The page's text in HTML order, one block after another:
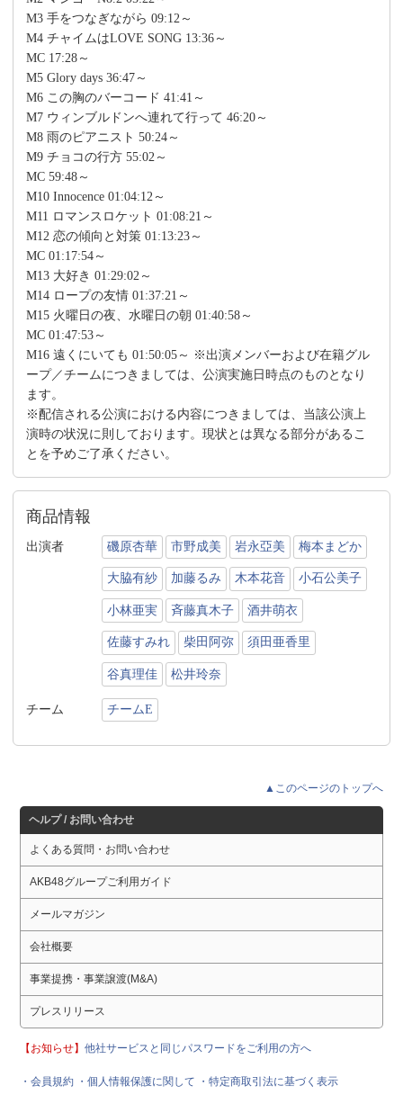
M3 手をつなぎながら 09:12～
M4 チャイムはLOVE SONG 13:36～
MC 17:28～
M5 Glory days 36:47～
M6 この胸のバーコード 41:41～
M7 ウィンブルドンへ連れて行って 46:20～
M8 雨のピアニスト 50:24～
M9 チョコの行方 55:02～
MC 59:48～
M10 Innocence 01:04:12～
M11 ロマンスロケット 01:08:21～
M12 恋の傾向と対策 01:13:23～
MC 01:17:54～
M13 大好き 01:29:02～
M14 ロープの友情 01:37:21～
M15 火曜日の夜、水曜日の朝 01:40:58～
MC 01:47:53～
M16 遠くにいても 01:50:05～ ※出演メンバーおよび在籍グル
ープ／チームにつきましては、公演実施日時点のものとなり
ます。
※配信される公演における内容につきましては、当該公演上
演時の状況に則しております。現状とは異なる部分があるこ
とを予めご了承ください。
商品情報
出演者 磯原杏華 市野成美 岩永亞美 梅本まどか
大脇有紗 加藤るみ 木本花音 小石公美子
小林亜実 斉藤真木子 酒井萌衣
佐藤すみれ 柴田阿弥 須田亜香里
谷真理佳 松井玲奈
チーム チームE
▲このページのトップへ
ヘルプ / お問い合わせ
よくある質問・お問い合わせ
AKB48グループご利用ガイド
メールマガジン
会社概要
事業提携・事業譲渡(M&A)
プレスリリース
【お知らせ】他社サービスと同じパスワードをご利用の方へ
・会員規約 ・個人情報保護に関して ・特定商取引法に基づく表示